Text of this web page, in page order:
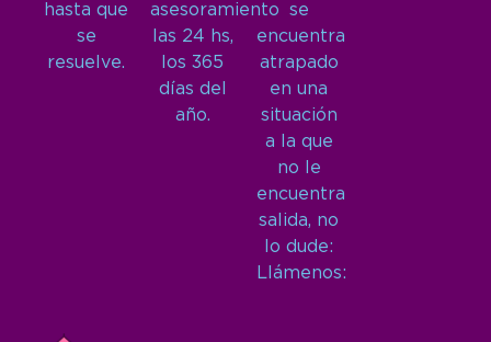
hasta que
se
resuelve.
asesoramiento
las 24 hs,
los 365
días del
año.
se
encuentra
atrapado
en una
situación
a la que
no le
encuentra
salida, no
lo dude:
Llámenos: